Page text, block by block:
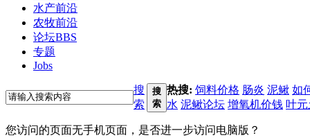
水产前沿
农牧前沿
论坛BBS
专题
Jobs
搜
索
搜
索
热搜: 饲料价格 肠炎 泥鳅 如
水 泥鳅论坛 增氧机价钱 叶
您访问的页面无手机页面，是否进一步访问电脑版？